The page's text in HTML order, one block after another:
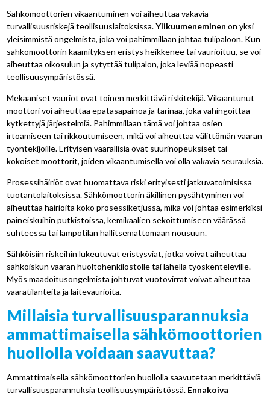
Sähkömoottorien vikaantuminen voi aiheuttaa vakavia
turvallisuusriskejä teollisuuslaitoksissa.Ylikuumeneminen on yksi
yleisimmistä ongelmista, joka voi pahimmillaan johtaa tulipaloon. Kun
sähkömoottorin käämityksen eristys heikkenee tai vaurioituu, se voi
aiheuttaa oikosulun ja sytyttää tulipalon, joka leviää nopeasti
teollisuusympäristössä.
Mekaaniset vauriot ovat toinen merkittävä riskitekijä. Vikaantunut
moottori voi aiheuttaa epätasapainoa ja tärinää, joka vahingoittaa
kytkettyjä järjestelmiä. Pahimmillaan tämä voi johtaa osien
irtoamiseen tai rikkoutumiseen, mikä voi aiheuttaa välittömän vaaran
työntekijöille. Erityisen vaarallisia ovat suurinopeuksiset tai -
kokoiset moottorit, joiden vikaantumisella voi olla vakavia seurauksia.
Prosessihäiriöt ovat huomattava riski erityisesti jatkuvatoimisissa
tuotantolaitoksissa. Sähkömoottorin äkillinen pysähtyminen voi
aiheuttaa häiriöitä koko prosessiketjussa, mikä voi johtaa esimerkiksi
paineiskuihin putkistoissa, kemikaalien sekoittumiseen väärässä
suhteessa tai lämpötilan hallitsemattomaan nousuun.
Sähköisiin riskeihin lukeutuvat eristysviat, jotka voivat aiheuttaa
sähköiskun vaaran huoltohenkilöstölle tai lähellä työskenteleville.
Myös maadoitusongelmista johtuvat vuotovirrat voivat aiheuttaa
vaaratilanteita ja laitevaurioita.
Millaisia turvallisuusparannuksia
ammattimaisella sähkömoottorien
huollolla voidaan saavuttaa?
Ammattimaisella sähkömoottorien huollolla saavutetaan merkittäviä
turvallisuusparannuksia teollisuusympäristössä. Ennakoiva